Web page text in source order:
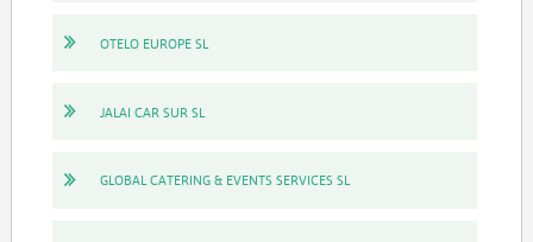
OTELO EUROPE SL
JALAI CAR SUR SL
GLOBAL CATERING & EVENTS SERVICES SL